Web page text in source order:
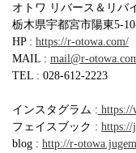
オトワ リバース＆リバ
栃木県宇都宮市陽東5-
HP : https://r-otowa.com/
MAIL : mail@r-
TEL : 028-612-2223
インスタグラム : https://
フェイスブック : https://
blog : http://r-